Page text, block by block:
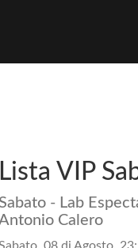
Lista VIP
Sabato - Lab
Calero